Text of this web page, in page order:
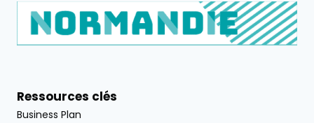
Ressources clés
Business Plan